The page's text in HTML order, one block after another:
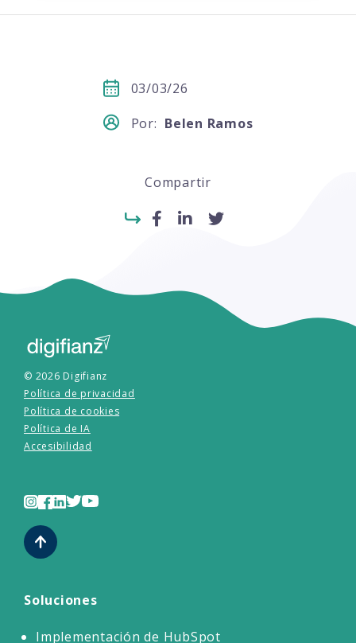
Compartir
03/03/26
Por: Belen Ramos
© 2026 Digifianz
Política de privacidad
Política de cookies
Política de IA
Accesibilidad
Soluciones
Implementación de HubSpot